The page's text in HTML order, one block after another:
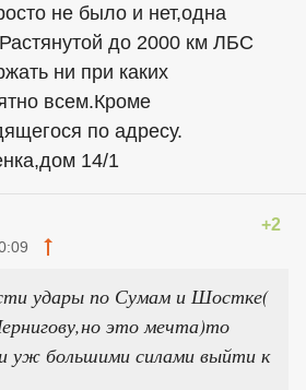
не было и нет,одна
до 2000 км ЛБС
ни при каких
всем.Кроме
по адресу.
14/1
+2
удары по Сумам и Шостке(
это мечта)то
уж большими силами выйти к